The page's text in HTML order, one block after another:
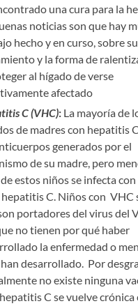
una cura para la
noticias son que hay
hecho y en curso, sobre su
y la forma de
al hígado de verse
afectado
C (VHC): La mayoría de
de madres con hepatitis
generados por el
de su madre, pero
estos niños se infecta
hepatitis C. Niños con VHC
portadores del virus del
no tienen por qué haber
la enfermedad o
desarrollado. Por
no existe ninguna
C se vuelve crónica